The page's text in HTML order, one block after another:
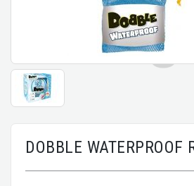
DOBBLE WATERPROOF